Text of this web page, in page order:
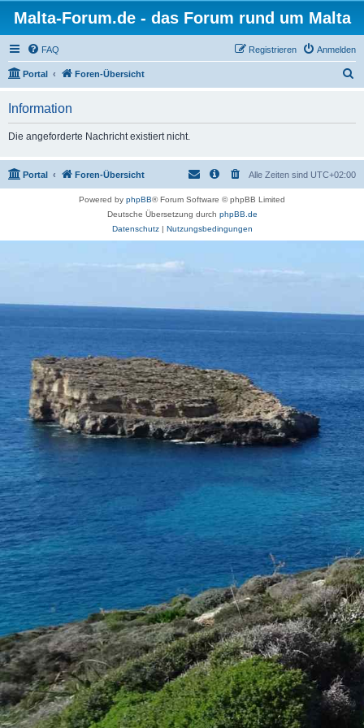
Malta-Forum.de - das Forum rund um Malta
FAQ Anmelden
Registrieren
Portal Foren-Übersicht
Information
Die angeforderte Nachricht existiert nicht.
Portal Foren-Übersicht Alle Zeiten sind UTC+02:00
Powered by phpBB® Forum Software © phpBB Limited
Deutsche Übersetzung durch phpBB.de
Datenschutz| Nutzungsbedingungen